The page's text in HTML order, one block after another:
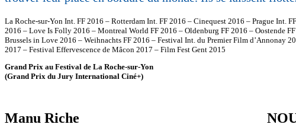
La Roche-sur-Yon Int. FF 2016 – Rotterdam Int. FF 2016 – Cinequest 2016 – Prague Int.
2016 – Love Is Folly 2016 – Montreal World FF 2016 – Oldenburg FF 2016 – Oostende
Brussels in Love 2016 – Weihnachts FF 2016 – Festival Int. du Premier Film d’Annonay
2017 – Festival Effervescence de Mâcon 2017 – Film Fest Gent 2015
Grand Prix au Festival de La Roche-sur-Yon
(Grand Prix du Jury International Ciné+)
Manu Riche